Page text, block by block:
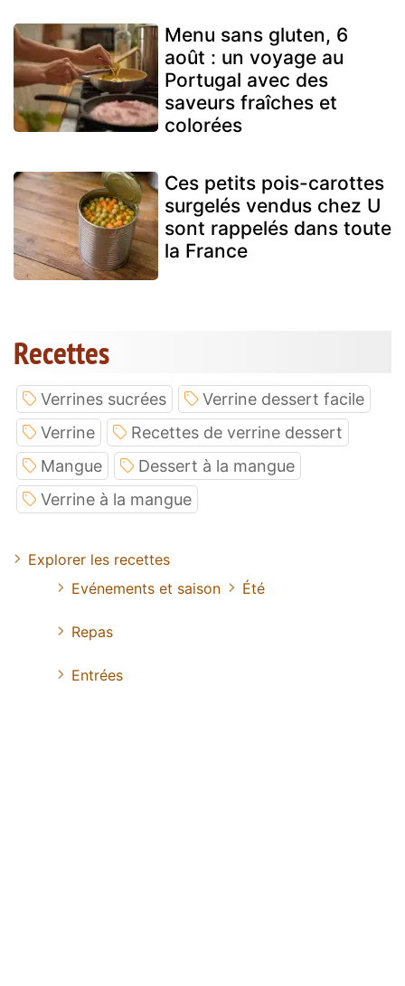
Menu sans gluten, 6
août : un voyage au
Portugal avec des
saveurs fraîches et
colorées
Ces petits pois-carottes
surgelés vendus chez U
sont rappelés dans toute
la France
Recettes
Verrines sucrées
Verrine dessert facile
Verrine
Recettes de verrine dessert
Mangue
Dessert à la mangue
Verrine à la mangue
Explorer les recettes
Evénements et saison
Été
Repas
Entrées